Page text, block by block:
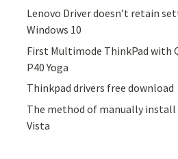
Lenovo Driver doesn’t retain
Windows 10
First Multimode ThinkPad with
P40 Yoga
Thinkpad drivers free download
The method of manually install
Vista